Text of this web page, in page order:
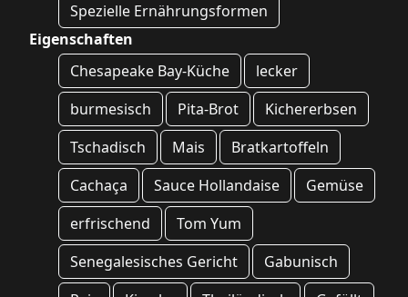
Spezielle Ernährungsformen
Eigenschaften
Chesapeake Bay-Küche
lecker
burmesisch
Pita-Brot
Kichererbsen
Tschadisch
Mais
Bratkartoffeln
Cachaça
Sauce Hollandaise
Gemüse
erfrischend
Tom Yum
Senegalesisches Gericht
Gabunisch